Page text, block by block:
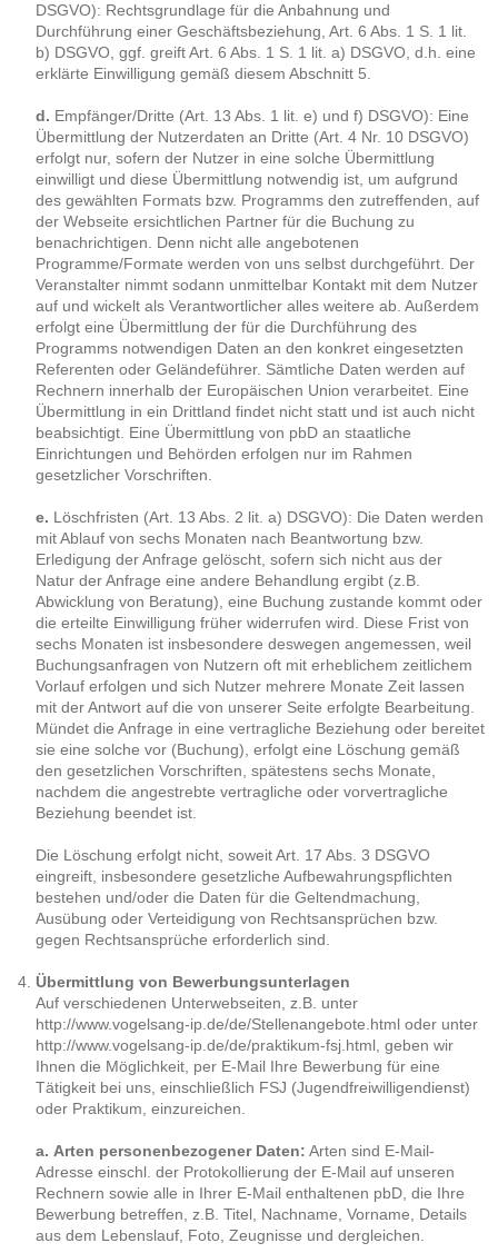
DSGVO): Rechtsgrundlage für die Anbahnung und
Durchführung einer Geschäftsbeziehung, Art. 6 Abs. 1 S. 1 lit.
b) DSGVO, ggf. greift Art. 6 Abs. 1 S. 1 lit. a) DSGVO, d.h. eine
erklärte Einwilligung gemäß diesem Abschnitt 5.
d. Empfänger/Dritte (Art. 13 Abs. 1 lit. e) und f) DSGVO): Eine
Übermittlung der Nutzerdaten an Dritte (Art. 4 Nr. 10 DSGVO)
erfolgt nur, sofern der Nutzer in eine solche Übermittlung
einwilligt und diese Übermittlung notwendig ist, um aufgrund
des gewählten Formats bzw. Programms den zutreffenden, auf
der Webseite ersichtlichen Partner für die Buchung zu
benachrichtigen. Denn nicht alle angebotenen
Programme/Formate werden von uns selbst durchgeführt. Der
Veranstalter nimmt sodann unmittelbar Kontakt mit dem Nutzer
auf und wickelt als Verantwortlicher alles weitere ab. Außerdem
erfolgt eine Übermittlung der für die Durchführung des
Programms notwendigen Daten an den konkret eingesetzten
Referenten oder Geländeführer. Sämtliche Daten werden auf
Rechnern innerhalb der Europäischen Union verarbeitet. Eine
Übermittlung in ein Drittland findet nicht statt und ist auch nicht
beabsichtigt. Eine Übermittlung von pbD an staatliche
Einrichtungen und Behörden erfolgen nur im Rahmen
gesetzlicher Vorschriften.
e. Löschfristen (Art. 13 Abs. 2 lit. a) DSGVO): Die Daten werden
mit Ablauf von sechs Monaten nach Beantwortung bzw.
Erledigung der Anfrage gelöscht, sofern sich nicht aus der
Natur der Anfrage eine andere Behandlung ergibt (z.B.
Abwicklung von Beratung), eine Buchung zustande kommt oder
die erteilte Einwilligung früher widerrufen wird. Diese Frist von
sechs Monaten ist insbesondere deswegen angemessen, weil
Buchungsanfragen von Nutzern oft mit erheblichem zeitlichem
Vorlauf erfolgen und sich Nutzer mehrere Monate Zeit lassen
mit der Antwort auf die von unserer Seite erfolgte Bearbeitung.
Mündet die Anfrage in eine vertragliche Beziehung oder bereitet
sie eine solche vor (Buchung), erfolgt eine Löschung gemäß
den gesetzlichen Vorschriften, spätestens sechs Monate,
nachdem die angestrebte vertragliche oder vorvertragliche
Beziehung beendet ist.
Die Löschung erfolgt nicht, soweit Art. 17 Abs. 3 DSGVO
eingreift, insbesondere gesetzliche Aufbewahrungspflichten
bestehen und/oder die Daten für die Geltendmachung,
Ausübung oder Verteidigung von Rechtsansprüchen bzw.
gegen Rechtsansprüche erforderlich sind.
Übermittlung von Bewerbungsunterlagen
Auf verschiedenen Unterwebseiten, z.B. unter
http://www.vogelsang-ip.de/de/Stellenangebote.html oder unter
http://www.vogelsang-ip.de/de/praktikum-fsj.html, geben wir
Ihnen die Möglichkeit, per E-Mail Ihre Bewerbung für eine
Tätigkeit bei uns, einschließlich FSJ (Jugendfreiwilligendienst)
oder Praktikum, einzureichen.
a. Arten personenbezogener Daten: Arten sind E-Mail-
Adresse einschl. der Protokollierung der E-Mail auf unseren
Rechnern sowie alle in Ihrer E-Mail enthaltenen pbD, die Ihre
Bewerbung betreffen, z.B. Titel, Nachname, Vorname, Details
aus dem Lebenslauf, Foto, Zeugnisse und dergleichen.